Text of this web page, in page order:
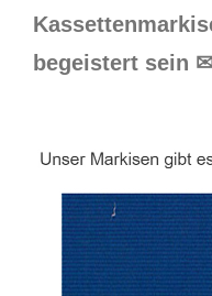
begeistert sein